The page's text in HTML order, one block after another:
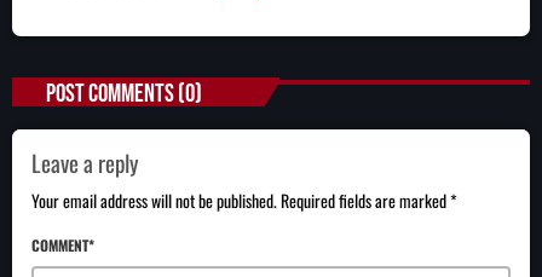
POST COMMENTS (0)
Leave a reply
Your email address will not be published. Required fields are marked *
COMMENT*